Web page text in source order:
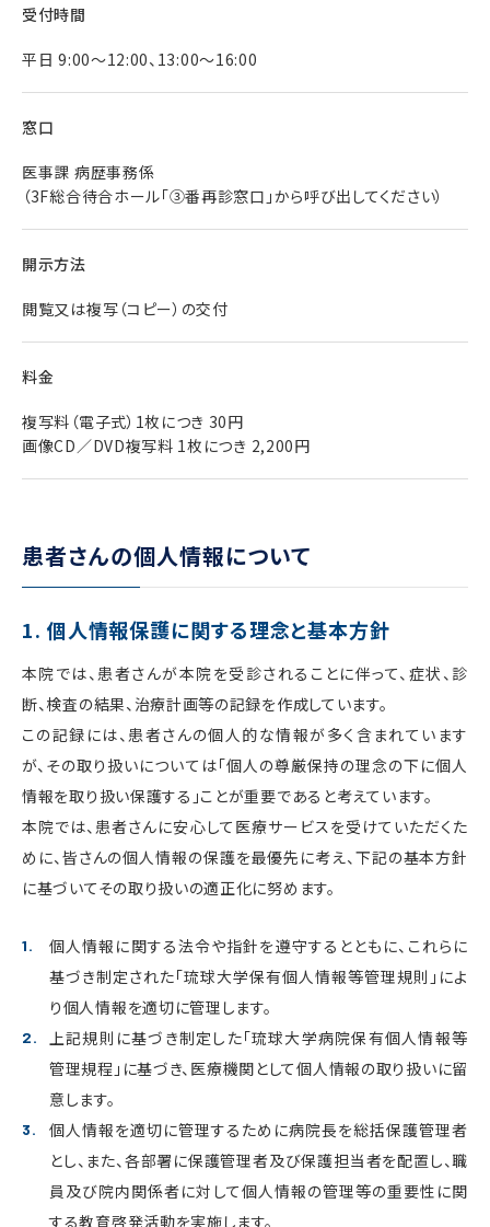
受付時間
平日 9:00～12:00、13:00〜16:00
窓口
医事課 病歴事務係
（3F総合待合ホール「③番再診窓口」から呼び出してください）
開示方法
閲覧又は複写（コピー）の交付
料金
複写料（電子式）1枚につき 30円
画像CD／DVD複写料 1枚につき 2,200円
患者さんの個人情報について
1. 個人情報保護に関する理念と基本方針
本院では、患者さんが本院を受診されることに伴って、症状、診
断、検査の結果、治療計画等の記録を作成しています。
この記録には、患者さんの個人的な情報が多く含まれています
が、その取り扱いについては「個人の尊厳保持の理念の下に個人
情報を取り扱い保護する」ことが重要であると考えています。
本院では、患者さんに安心して医療サービスを受けていただくた
めに、皆さんの個人情報の保護を最優先に考え、下記の基本方針
に基づいてその取り扱いの適正化に努めます。
個人情報に関する法令や指針を遵守するとともに、これらに
基づき制定された「琉球大学保有個人情報等管理規則」によ
り個人情報を適切に管理します。
上記規則に基づき制定した「琉球大学病院保有個人情報等
管理規程」に基づき、医療機関として個人情報の取り扱いに留
意します。
個人情報を適切に管理するために病院長を総括保護管理者
とし、また、各部署に保護管理者及び保護担当者を配置し、職
員及び院内関係者に対して個人情報の管理等の重要性に関
する教育啓発活動を実施します。